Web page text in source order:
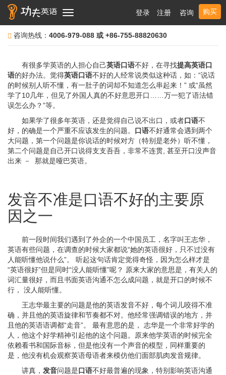
购买
咨询
注册
登录
Toggle
navigation
咨询热线： 4006-979-088 或 +86-755-88820630
有很多学英语的人担心自己英语口语不好，在寻找提高英语口
语的好办法。觉得英语口语不好的人经常说类似这种话，如：“说话
的时候别人听不懂，有一肚子的词却不知道怎么串起来！” 或“虽然
学了10几年，但见了外国人真的不好意思开口……万一犯了语法错
误怎么办？”等。
如果学了很多年英语，还是觉得自己说不出口，或者口语不
好，的确是一个严重不应该发生的问题。 口语不好通常会遇到两个
大问题，第一个问题是你说话的时候对方（特别是老外）听不懂，
第二个问题是自己开口说得支支吾吾，非常不连贯, 甚至开口没声音
出来 － 那就是哑巴英语。
发音不准是口语不好的主要原
因之一
前一段时间我们遇到了外企的一个中国员工，名字叫王志华，
英语有些问题，在调查的时候大家都说“她的英语很好，只不过没有
人能听懂他说什么”。 听起这句话肯定觉得奇怪，因为怎么样才是
“英语很好”但是同时“没人能听懂”呢？ 原来大家的意思是，有关人的
词汇量很好，而且书面英语沟通不怎么成问题，就是开口的时候不
行， 没人能听懂。
王志华最主要的问题是他的英语发音不好，每个词儿咬得不准
确，并且他的英语旋律和节奏都不对。他经常强调错误的地方，并
且他的英语语调都“走音”。 最有意思的是， 志华是一个非常好学的
人，他这个好学精神引起他的这个问题。原来他学英语的时候完全
依赖看书和国际音标，但是他没有一个声音的模型，同样重要的
是，他没有机会观察英语母语者来模仿他们面部肌肉发音规律。
讲真， 发音问题是口语不好最普遍的现象，特别影响英语沟通